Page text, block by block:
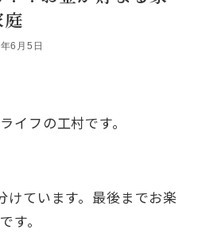
6月5日
イフの工村です。
けています。最後までお楽
す。